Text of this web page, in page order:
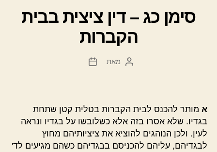
סימן כג – דין ציצית בבית
הקברות
המחבר
מאת
תאריך
א מותר להכנס לבית הקברות בטלית קטן שתחת
בגדיו. שלא אסרו בזה אלא כשלובשו על בגדיו ונראה
לעין. ולכן הנוהגים להוציא את ציציותיהם מחוץ
לבגדיהם, עליהם להכניסם בבגדיהם כשהם מגיעים לד'